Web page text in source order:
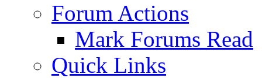
Forum Actions
Mark Forums Read
Quick Links